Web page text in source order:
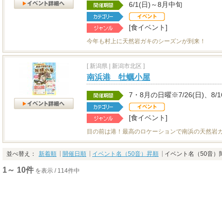
6/1(日)～8月中旬
[食イベント]
今年も村上に天然岩ガキのシーズンが到来！
[ 新潟県 新潟市北区 ]
南浜港 牡蠣小屋
7・8月の日曜※7/26(日)、8/
[食イベント]
目の前は港！最高のロケーションで南浜の天然岩
並べ替え： 新着順 開催日順 イベント名（50音）昇順 イベント名（50音）
1～ 10件 を表示 / 114件中